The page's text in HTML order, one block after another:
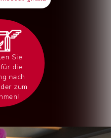
Sie
die
nach
zum